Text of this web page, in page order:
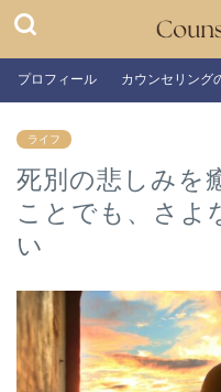
プロフィール カウンセリング
ライフ
死別の悲しみを
ことでも、さよ
い